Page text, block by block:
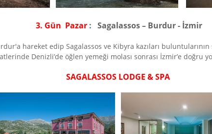
3. Gün Pazar :Sagalassos – Burdur - İzmir
hareket edip Sagalassos ve Kibyra kazıları
Denizli’de öğlen yemeği molası sonrası İzmir’e doğru
SAGALASSOS LODGE & SPA